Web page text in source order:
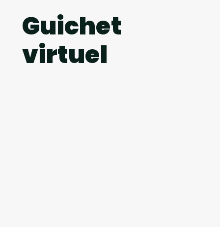
Guichet
virtuel